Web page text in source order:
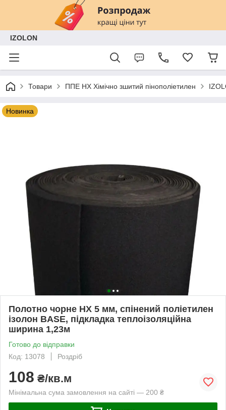
IZOLON
Товари ППЕ НХ Хімічно зшитий пінополіетилен
Новинка
Полотно чорне НХ 5 мм, спінений поліетилен
ізолон BASE, підкладка теплоізоляційна
ширина 1,23м
Готово до відправки
Код: 13078
Роздріб
108 ₴/кв.м
Мінімальна сума замовлення на сайті — 200 ₴